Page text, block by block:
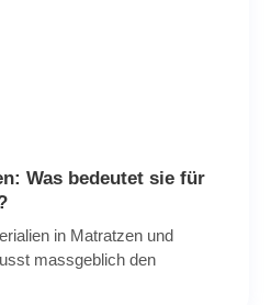
Was bedeutet sie für
in Matratzen und
massgeblich den